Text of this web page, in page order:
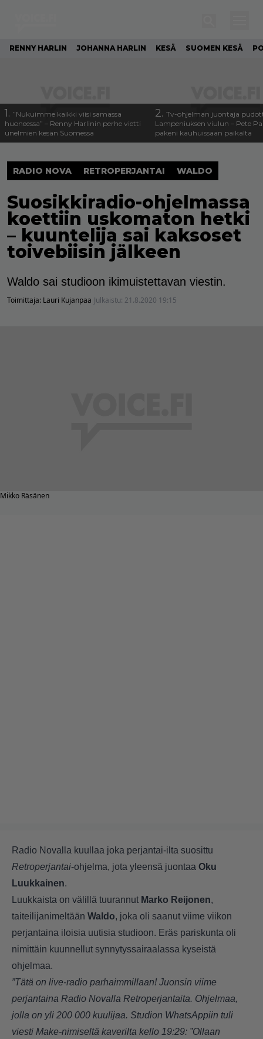
RENNY HARLIN JOHANNA HARLIN KESÄ SUOMEN KESÄ
1. ”Nukuimme kaikki viisi samassa
huoneessa” – Renny Harlinin perhe vietti
unelmien kesän Suomessa
2. Tv-ohjelman juontaja
Lampeniuksen viulun – Pete
pakeni kauhuissaan paikalta
RADIO NOVA RETROPERJANTAI WALDO
Suosikkiradio-ohjelmassa
koettiin uskomaton hetki
– kuuntelija sai kaksoset
toivebiisin jälkeen
Waldo sai studioon ikimuistettavan viestin.
Toimittaja: Lauri Kujanpaa Julkaistu: 21.8.2020 19:15
Mikko Räsänen
Radio Novalla kuullaa joka perjantai-ilta suosittu
Retroperjantai-ohjelma, jota yleensä juontaa Oku
Luukkainen.
Luukkaista on välillä tuurannut Marko Reijonen,
taiteilijanimeltään Waldo, joka oli saanut viime viikon
perjantaina iloisia uutisia studioon. Eräs pariskunta oli
nimittäin kuunnellut synnytyssairaalassa kyseistä
ohjelmaa.
”Tätä on live-radio parhaimmillaan! Juonsin viime
perjantaina Radio Novalla Retroperjantaita. Ohjelmaa,
jolla on yli 200 000 kuulijaa. Studion WhatsAppiin tuli
viesti Make-nimiseltä kaverilta kello 19:29: ”Ollaan